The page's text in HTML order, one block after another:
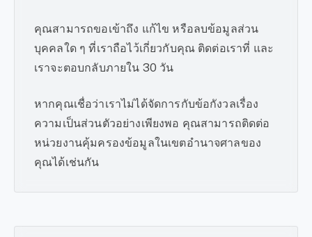
คุณสามารถขอเข้าถึง แก้ไข หรือลบข้อมูลส่วน
บุคคลใด ๆ ที่เราถือไว้เกี่ยวกับคุณ ติดต่อเราที่ และ
เราจะตอบกลับภายใน 30 วัน
หากคุณเชื่อว่าเราไม่ได้จัดการกับข้อกังวลเรื่อง
ความเป็นส่วนตัวอย่างเพียงพอ คุณสามารถติดต่อ
หน่วยงานคุ้มครองข้อมูลในเขตอำนาจศาลของ
คุณได้เช่นกัน